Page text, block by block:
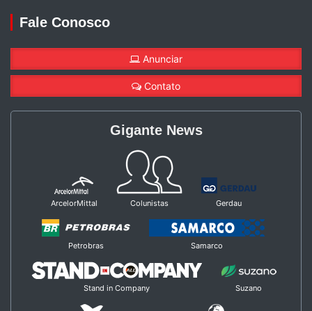
Fale Conosco
Anunciar
Contato
Gigante News
ArcelorMittal Colunistas Gerdau
Petrobras Samarco
Stand in Company Suzano